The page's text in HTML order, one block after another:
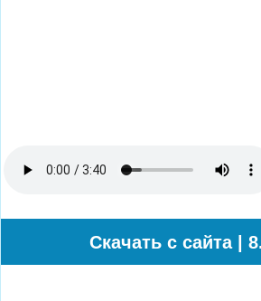
Cкачать с сайта |